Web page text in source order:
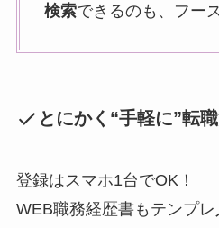
検索できるのも、フー
とにかく“手軽に”転
登録はスマホ1台でOK！
WEB職務経歴書もテンプレ